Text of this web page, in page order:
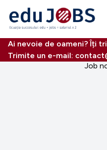
Ai nevoie de oameni? Îți
Trimite un e-mail:
Job